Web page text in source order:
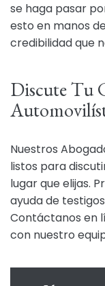
se haga pasar
esto en manos
credibilidad que
Discute Tu
Nuestros
listos para
lugar que elijas.
ayuda de
Contáctanos en
con nuestro